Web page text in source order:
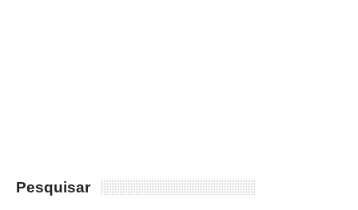
Pesquisar